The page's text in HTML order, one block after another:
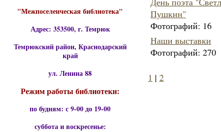
Пушкин"
Фотографий: 16
Наши выставки
Фотографий: 270
1 | 2
"Межпоселенческая библиотека"
Адрес: 353500, г. Темрюк
Темрюкский район, Краснодарский
край
ул. Ленина 88
Режим работы библиотеки:
по будням: с 9-00 до 19-00
суббота и воскресенье: